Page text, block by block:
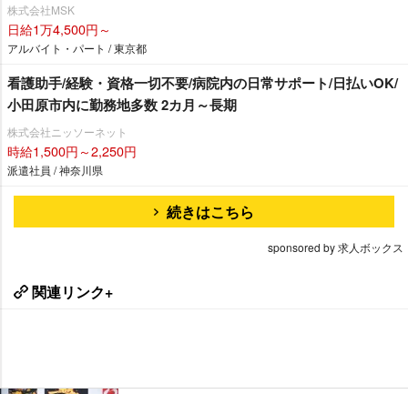
株式会社MSK
日給1万4,500円～
アルバイト・パート / 東京都
看護助手/経験・資格一切不要/病院内の日常サポート/日払いOK/
小田原市内に勤務地多数 2カ月～長期
株式会社ニッソーネット
時給1,500円～2,250円
派遣社員 / 神奈川県
続きはこちら
sponsored by 求人ボックス
関連リンク+